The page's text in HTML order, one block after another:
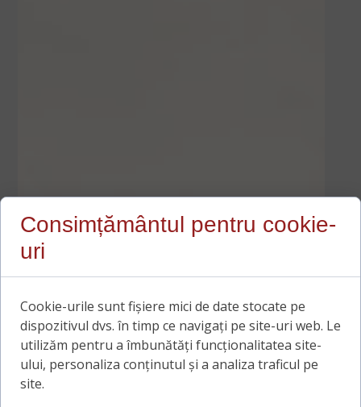
Consimțământul pentru cookie-
uri
Cookie-urile sunt fișiere mici de date stocate pe
dispozitivul dvs. în timp ce navigați pe site-uri web. Le
utilizăm pentru a îmbunătăți funcționalitatea site-
ului, personaliza conținutul și a analiza traficul pe
site.